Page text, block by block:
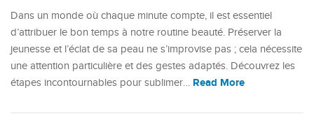
Dans un monde où chaque minute compte, il est essentiel
d’attribuer le bon temps à notre routine beauté. Préserver la
jeunesse et l’éclat de sa peau ne s’improvise pas ; cela nécessite
une attention particulière et des gestes adaptés. Découvrez les
étapes incontournables pour sublimer… Read More